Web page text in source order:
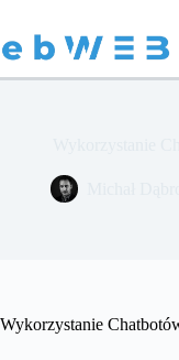
treści
Wykorzystanie